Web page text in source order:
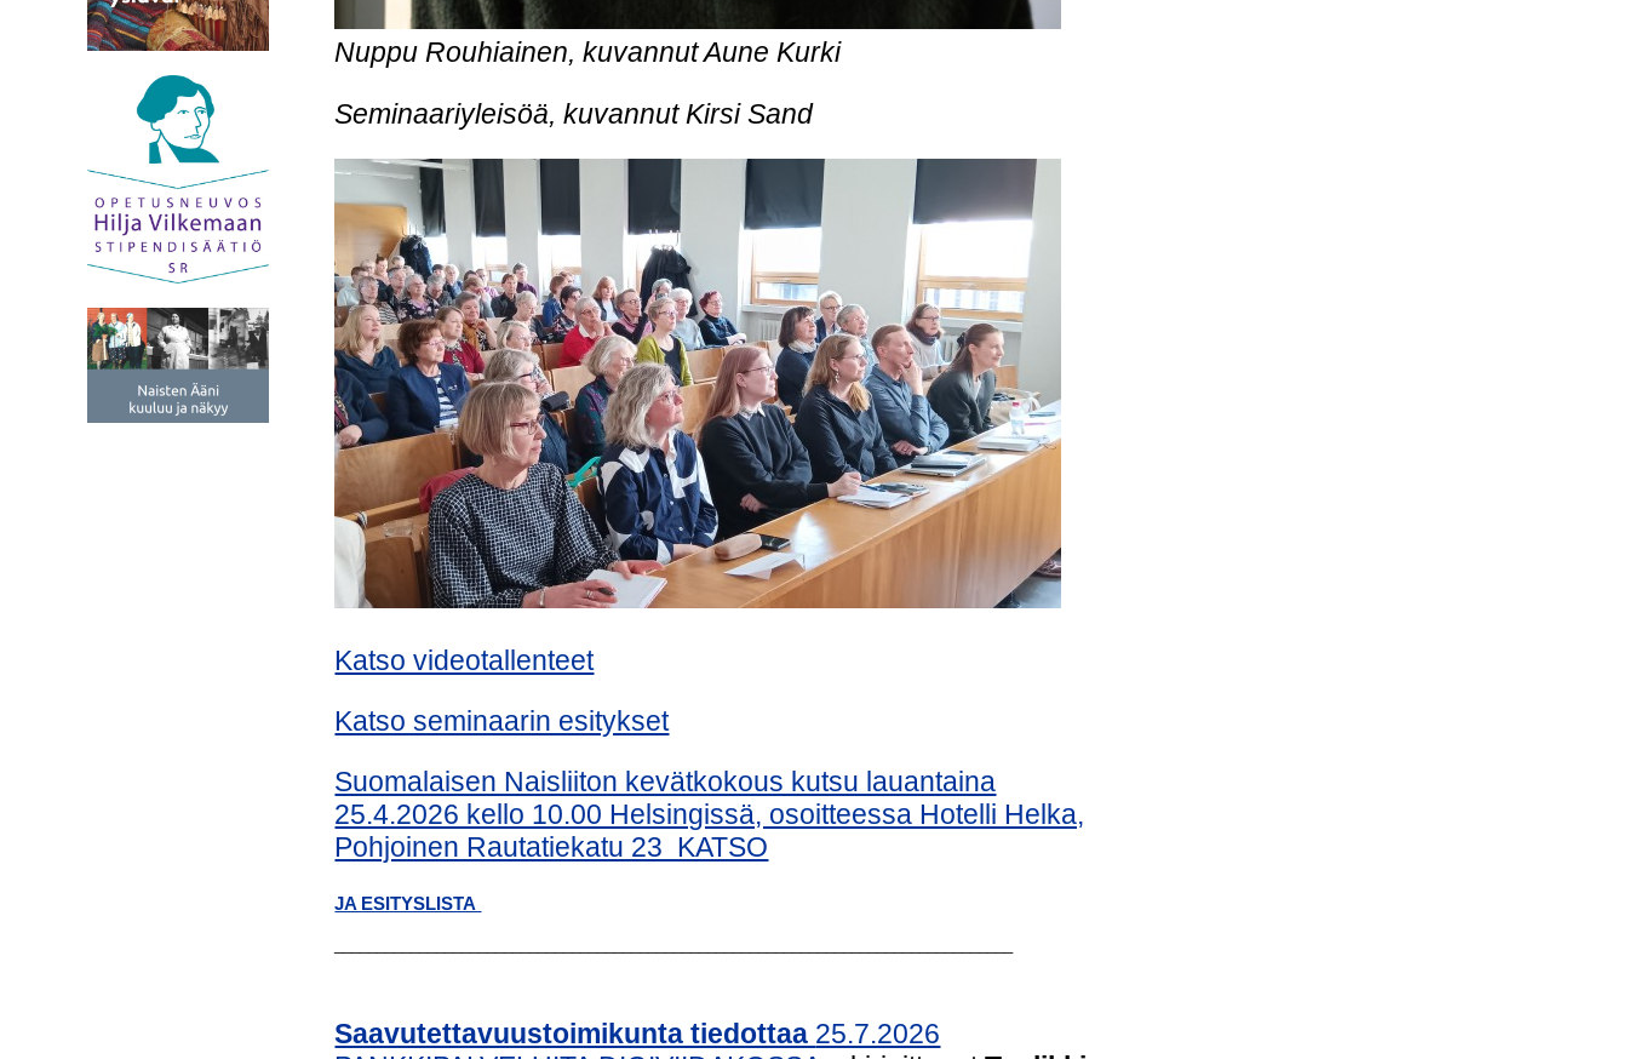
Nuppu Rouhiainen, kuvannut Aune Kurki
Seminaariyleisöä, kuvannut Kirsi Sand
Katso videotallenteet
Katso seminaarin esitykset
Suomalaisen Naisliiton kevätkokous kutsu lauantaina
25.4.2026 kello 10.00 Helsingissä, osoitteessa Hotelli Helka,
Pohjoinen Rautatiekatu 23 KATSO
JA ESITYSLISTA
Saavutettavuustoimikunta tiedottaa 25.7.2026